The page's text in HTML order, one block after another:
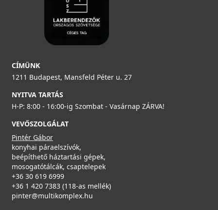
CÍMÜNK
1211 Budapest, Mansfeld Péter u. 27
NYITVA TARTÁS
H-P: 8:00 - 16:00-ig Szombat - Vasárnap ZÁRVA!
VEVŐSZOLGÁLAT
Pintér Gábor
konyhai páraelszívók,
beépíthető háztartási gépek,
mosogatótálcák, csaptelepek
+36 30 619 6999
+36 1 420 7383 (118-as mellék)
pinter@multikomplex.hu